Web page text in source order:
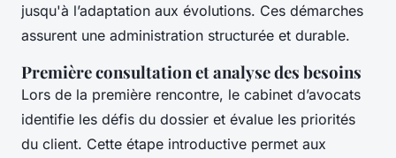
jusqu'à l’adaptation aux évolutions. Ces démarches
assurent une administration structurée et durable.
Première consultation et analyse des besoins
Lors de la première rencontre, le cabinet d’avocats
identifie les défis du dossier et évalue les priorités
du client. Cette étape introductive permet aux